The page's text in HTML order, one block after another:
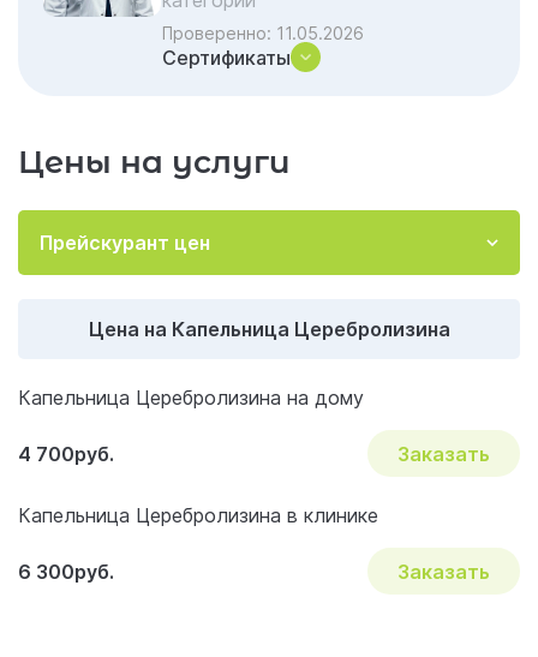
Проверенно: 11.05.2026
Сертификаты
Цены на услуги
Прейскурант цен
Цена на Капельница Церебролизина
Капельница Церебролизина на дому
4 700руб. Заказать
Капельница Церебролизина в клинике
6 300руб. Заказать